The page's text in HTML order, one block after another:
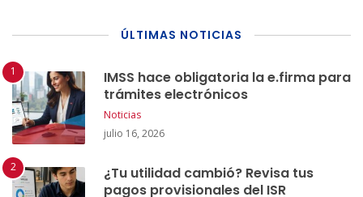
ÚLTIMAS NOTICIAS
IMSS hace obligatoria la e.firma para
trámites electrónicos
Noticias
julio 16, 2026
¿Tu utilidad cambió? Revisa tus
pagos provisionales del ISR